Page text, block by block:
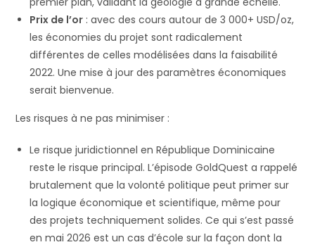
Prix de l’or : avec des cours autour de 3 000+ USD/oz,
les économies du projet sont radicalement
différentes de celles modélisées dans la faisabilité
2022. Une mise à jour des paramètres économiques
serait bienvenue.
Les risques à ne pas minimiser :
Le risque juridictionnel en République Dominicaine
reste le risque principal. L’épisode GoldQuest a rappelé
brutalement que la volonté politique peut primer sur
la logique économique et scientifique, même pour
des projets techniquement solides. Ce qui s’est passé
en mai 2026 est un cas d’école sur la façon dont la